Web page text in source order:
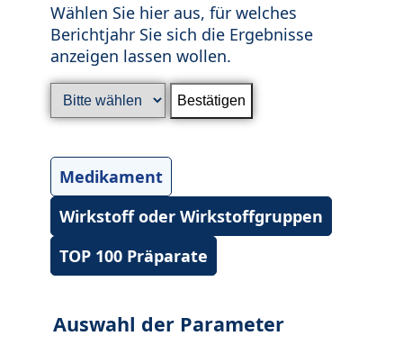
Wählen Sie hier aus, für welches
Berichtjahr Sie sich die Ergebnisse
anzeigen lassen wollen.
Medikament
Wirkstoff oder Wirkstoffgruppen
TOP 100 Präparate
Auswahl der Parameter